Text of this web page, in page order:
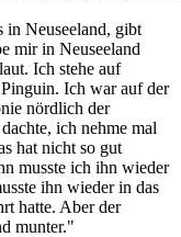
in Neuseeland, gibt
mir in Neuseeland
Ich stehe auf
Ich war auf der
nördlich der
ich nehme mal
hat nicht so gut
musste ich ihn wieder
ihn wieder in das
hatte. Aber der
munter."